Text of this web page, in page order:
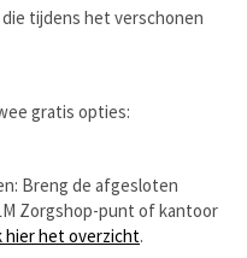
die tijdens het verschonen
gratis opties:
Breng de afgesloten
Zorgshop-punt of kantoor
hier het overzicht.